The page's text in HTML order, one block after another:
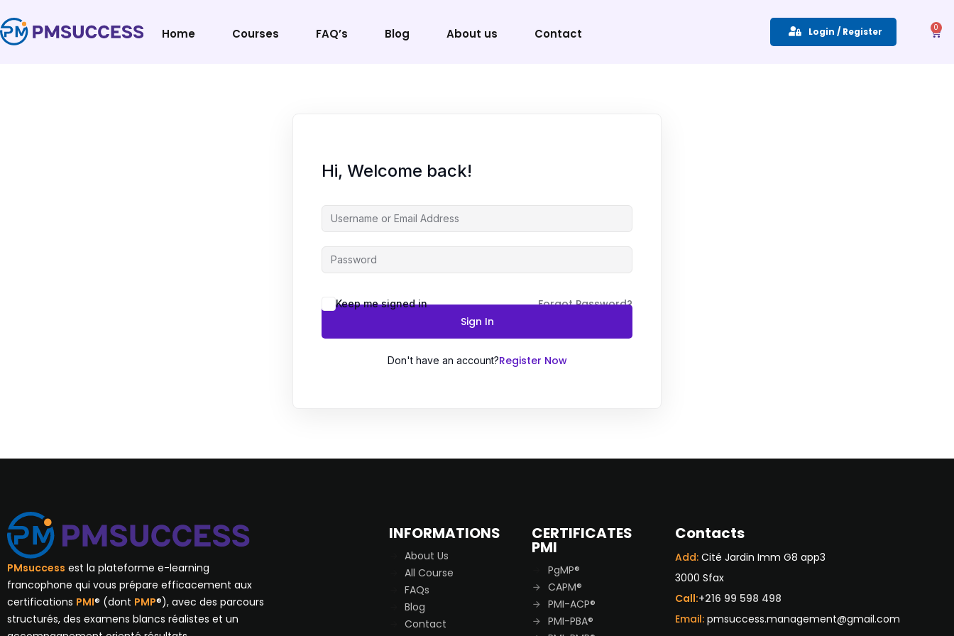
Home Courses FAQ’s Blog About us Contact Login / Register 0
Hi, Welcome back!
Keep me signed in
Forgot Password?
Sign In
Don't have an account?Register Now
PMsuccess est la plateforme e-learning
francophone qui vous prépare efficacement aux
certifications PMI® (dont PMP®), avec des parcours
structurés, des examens blancs réalistes et un
INFORMATIONS
About Us
All Course
FAQs
Blog
Contact
CERTIFICATES
PMI
PgMP®
CAPM®
PMI-ACP®
PMI-PBA®
Contacts
Add:Cité Jardin Imm G8 app3
3000 Sfax
Call:+216 99 598 498
Email: pmsuccess.management@gmail.com
Sign in
Don’t have an account?Sign up
Remember me Lost your password?